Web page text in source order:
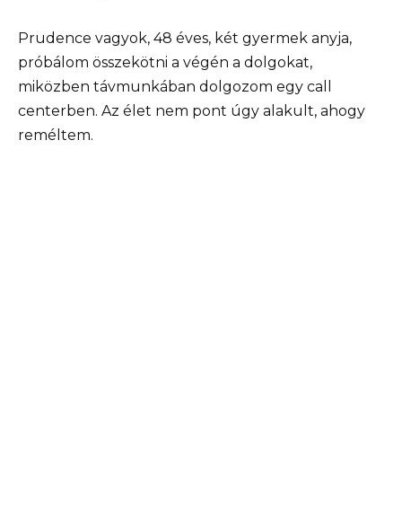
Prudence vagyok, 48 éves, két gyermek anyja,
próbálom összekötni a végén a dolgokat,
miközben távmunkában dolgozom egy call
centerben. Az élet nem pont úgy alakult, ahogy
reméltem.